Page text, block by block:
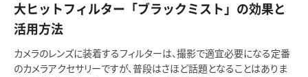
大ヒットフィルター「ブラックミスト」の効果と
活用方法
カメラのレンズに装着するフィルターは、撮影で適宜必要になる定番
のカメラアクセサリーですが、普段はさほど話題となることはありま